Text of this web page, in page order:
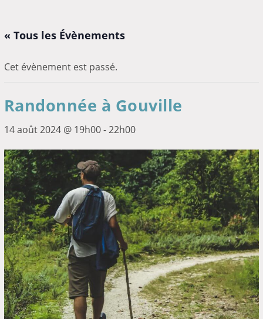
« Tous les Évènements
Cet évènement est passé.
Randonnée à Gouville
14 août 2024 @ 19h00-22h00